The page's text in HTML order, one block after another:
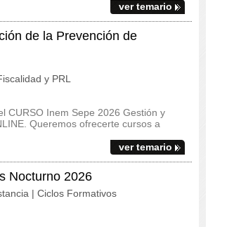
ver temario
de la Prevención de
y PRL
CURSO Inem Sepe 2026 Gestión y
Queremos ofrecerte cursos a
ver temario
Nocturno 2026
| Ciclos Formativos